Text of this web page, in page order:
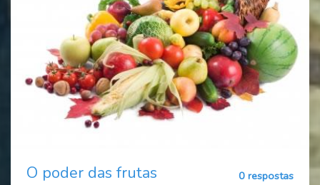
O poder das frutas
0 respostas